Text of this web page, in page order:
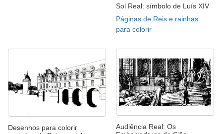
Sol Real: símbolo de Luís XIV
Páginas de Reis e rainhas
para colorir
Desenhos para colorir
Audiência Real: Os